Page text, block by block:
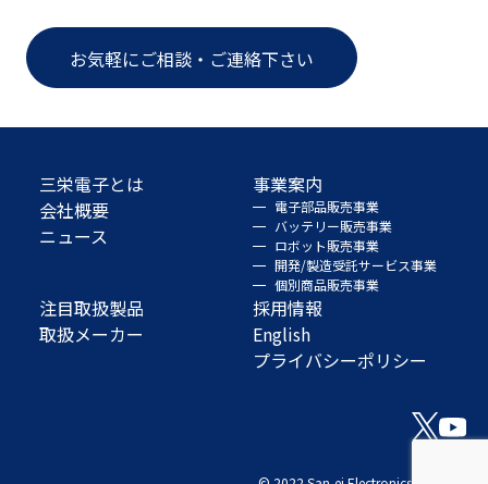
お気軽にご相談・ご連絡下さい
三栄電子とは
会社概要
ニュース
事業案内
電子部品販売事業
バッテリー販売事業
ロボット販売事業
開発/製造受託サービス事業
個別商品販売事業
注目取扱製品
取扱メーカー
採用情報
English
プライバシーポリシー